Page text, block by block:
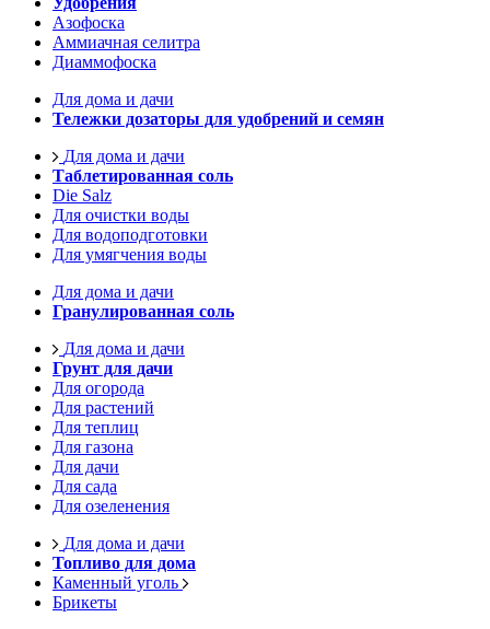
Азофоска
Аммиачная селитра
Диаммофоска
Для дома и дачи
Тележки дозаторы для удобрений и семян
Для дома и дачи
Таблетированная соль
Die Salz
Для очистки воды
Для водоподготовки
Для умягчения воды
Для дома и дачи
Гранулированная соль
Для дома и дачи
Грунт для дачи
Для огорода
Для растений
Для теплиц
Для газона
Для дачи
Для сада
Для озеленения
Для дома и дачи
Топливо для дома
Каменный уголь
Брикеты